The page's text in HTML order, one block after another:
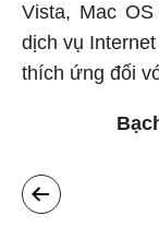
Vista, Mac
dịch vụ
thích ứng đối